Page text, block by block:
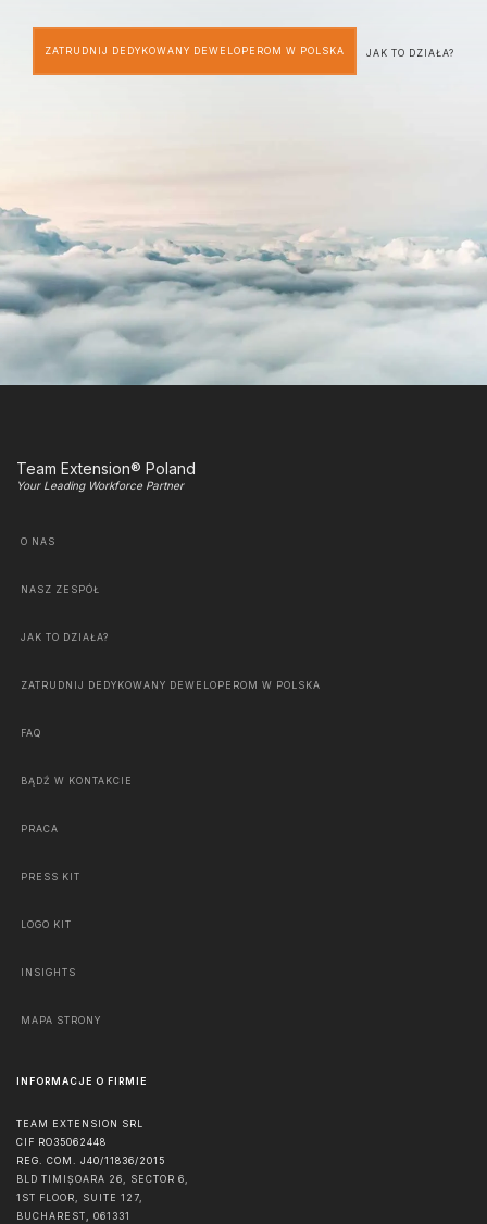
ZATRUDNIJ DEDYKOWANY DEWELOPEROM W POLSKA JAK TO DZIAŁA?
Team Extension® Poland
Your Leading Workforce Partner
O NAS
NASZ ZESPÓŁ
JAK TO DZIAŁA?
ZATRUDNIJ DEDYKOWANY DEWELOPEROM W POLSKA
FAQ
BĄDŹ W KONTAKCIE
PRACA
PRESS KIT
LOGO KIT
INSIGHTS
MAPA STRONY
INFORMACJE O FIRMIE
TEAM EXTENSION SRL
CIF RO35062448
REG. COM. J40/11836/2015
BLD TIMIȘOARA 26, SECTOR 6,
1ST FLOOR, SUITE 127,
BUCHAREST, 061331